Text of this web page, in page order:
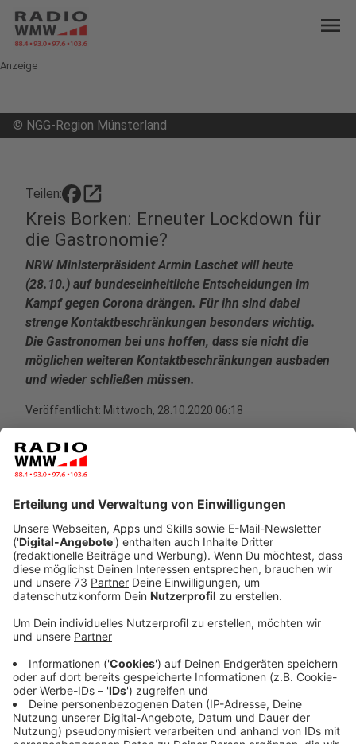
menu
Anzeige
© NGG-Region Münsterland
Teilen: open_in_new
Kreis Borken: Erneuter Lockdown für
die Gastronomie?
NRW Ministerpräsident Armin Laschet will heute
(28.10.) auf bundeseinheitliche Entscheidungen im
Kampf gegen Corona drängen. Für ihn sind dabei
strenge Kontaktbeschränkungen besonders wichtig.
Die Gastronomen bei uns hoffen, dass sie nicht die
möglichen weiteren Kontaktbeschränkungen ausbaden
und wieder schließen müssen.
Veröffentlicht: Mittwoch, 28.10.2020 06:18
Anzeige
Landrat Zwicker gegen Gastro-Lockdown
Anzeige
Rückendeckung bekommen unsere Gastronomen von
Landrat Kai Zwicker. Nordrhein-Westfalens
Ministerpräsident Armin Laschet hat sich alarmiert
"Die Lage ist sehr, sehr ernst. Die bisher
geltenden Maßnahmen reichen nicht aus, den
Trend zu stoppen."